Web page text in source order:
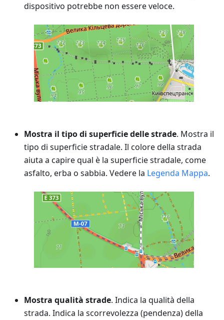
dispositivo potrebbe non essere veloce.
Mostra il tipo di superficie delle strade. Mostra il
tipo di superficie stradale. Il colore della strada
aiuta a capire qual è la superficie stradale, come
asfalto, erba o sabbia. Vedere la Legenda Mappa.
Mostra qualità strade. Indica la qualità della
strada. Indica la scorrevolezza (pendenza) della